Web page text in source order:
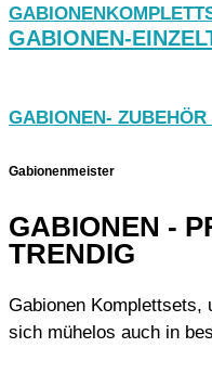
GABIONEN-
GABIONEN-
Gabionenmeister
GABIONEN -
TRENDIG
Gabionen Komplettsets,
sich mühelos auch in